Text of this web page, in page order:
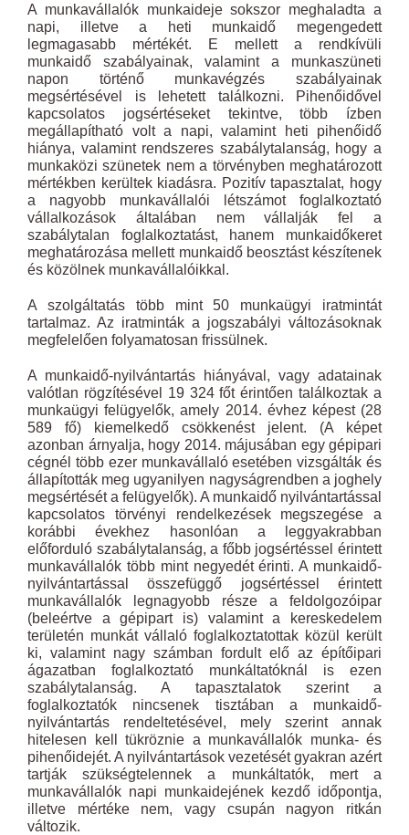
A munkavállalók munkaideje sokszor meghaladta a
napi, illetve a heti munkaidő megengedett
legmagasabb mértékét. E mellett a rendkívüli
munkaidő szabályainak, valamint a munkaszüneti
napon történő munkavégzés szabályainak
megsértésével is lehetett találkozni. Pihenőidővel
kapcsolatos jogsértéseket tekintve, több ízben
megállapítható volt a napi, valamint heti pihenőidő
hiánya, valamint rendszeres szabálytalanság, hogy a
munkaközi szünetek nem a törvényben meghatározott
mértékben kerültek kiadásra. Pozitív tapasztalat, hogy
a nagyobb munkavállalói létszámot foglalkoztató
vállalkozások általában nem vállalják fel a
szabálytalan foglalkoztatást, hanem munkaidőkeret
meghatározása mellett munkaidő beosztást készítenek
és közölnek munkavállalóikkal.
A szolgáltatás több mint 50 munkaügyi iratmintát
tartalmaz. Az iratminták a jogszabályi változásoknak
megfelelően folyamatosan frissülnek.
A munkaidő-nyilvántartás hiányával, vagy adatainak
valótlan rögzítésével 19 324 főt érintően találkoztak a
munkaügyi felügyelők, amely 2014. évhez képest (28
589 fő) kiemelkedő csökkenést jelent. (A képet
azonban árnyalja, hogy 2014. májusában egy gépipari
cégnél több ezer munkavállaló esetében vizsgálták és
állapították meg ugyanilyen nagyságrendben a joghely
megsértését a felügyelők). A munkaidő nyilvántartással
kapcsolatos törvényi rendelkezések megszegése a
korábbi évekhez hasonlóan a leggyakrabban
előforduló szabálytalanság, a főbb jogsértéssel érintett
munkavállalók több mint negyedét érinti. A munkaidő-
nyilvántartással összefüggő jogsértéssel érintett
munkavállalók legnagyobb része a feldolgozóipar
(beleértve a gépipart is) valamint a kereskedelem
területén munkát vállaló foglalkoztatottak közül került
ki, valamint nagy számban fordult elő az építőipari
ágazatban foglalkoztató munkáltatóknál is ezen
szabálytalanság. A tapasztalatok szerint a
foglalkoztatók nincsenek tisztában a munkaidő-
nyilvántartás rendeltetésével, mely szerint annak
hitelesen kell tükröznie a munkavállalók munka- és
pihenőidejét. A nyilvántartások vezetését gyakran azért
tartják szükségtelennek a munkáltatók, mert a
munkavállalók napi munkaidejének kezdő időpontja,
illetve mértéke nem, vagy csupán nagyon ritkán
változik.